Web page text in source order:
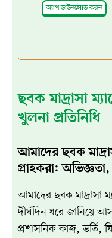
অ্যাপ ডাউনলোড করুন
ছবক মাদ্রাসা
খুলনা প্রতিনিধি
আমাদের ছবক
গ্রাহকরা:
আমাদের ছবক মাদ্রাসা
দীর্ঘদিন ধরে জানিয়ে
প্রশাসনিক কাজ, ভর্তি,